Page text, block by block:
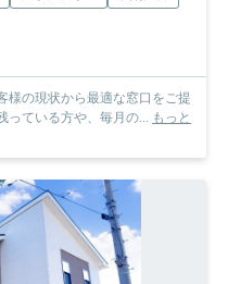
様の現状から最適な窓口をご提
っている方や、毎月の... もっと